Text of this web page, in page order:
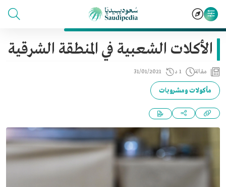
الأكلات الشعبية في المنطقة الشرقية
مقالة 1 د 31/01/2021
مأكولات ومشروبات